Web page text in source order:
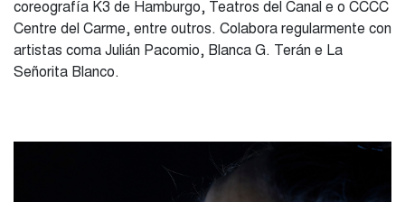
coreografía K3 de Hamburgo, Teatros del Canal e o CCCC
Centre del Carme, entre outros. Colabora regularmente con
artistas coma Julián Pacomio, Blanca G. Terán e La
Señorita Blanco.